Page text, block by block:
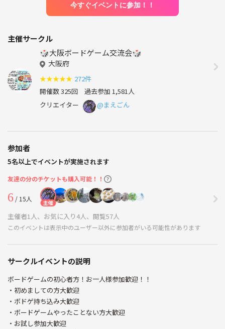
今すぐイベントに参加！！
主催サークル
🎲大阪ボードゲーム交流会🎲
大阪府
★★★★★ 272件
開催数 325回 過去参加 1,581人
クリエイター
@まえごん
参加者
5名以上でイベントが実施されます
友達の分のチケットも購入可能！！
6/ 15人 主催
主催者1人、お気に入り4人、閲覧57人
このイベントは表示中のユーザー以外に参加者がいる可能性があります
サークルイベントの説明
ボードゲームの初心者方！お一人様参加歓迎！！
・初めましての方大歓迎
・ボドゲ持ち込み大歓迎
・ボードゲームやったことない方大歓迎
・お試し参加大歓迎